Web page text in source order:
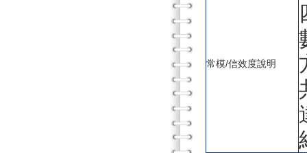
常模/信效度說明